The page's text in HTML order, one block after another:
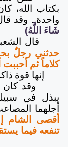
بكتاب الله،
واحدة.. وقد
شَاءَ اللَّهُ)
قال
حدثني رجلٌ
كلاماً ثم
إنها قوة
وقد كان
يبذل في
أجلهما
أقصى الشام
تنفعه فيما